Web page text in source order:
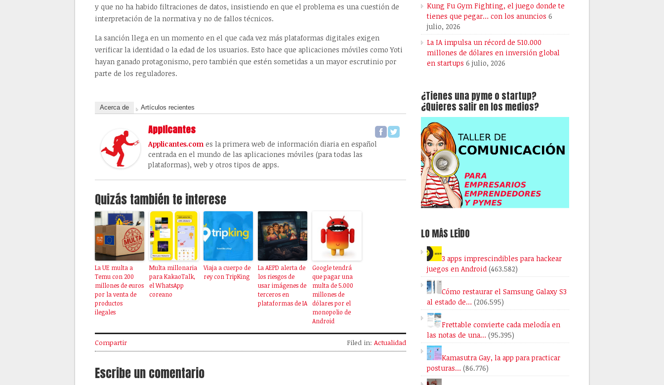
y que no ha habido filtraciones de datos, insistiendo en que el problema es una cuestión de
interpretación de la normativa y no de fallos técnicos.
La sanción llega en un momento en el que cada vez más plataformas digitales exigen
verificar la identidad o la edad de los usuarios. Esto hace que aplicaciones móviles como Yoti
hayan ganado protagonismo, pero también que estén sometidas a un mayor escrutinio por
parte de los reguladores.
Acerca de Artículos recientes
Applicantes
Applicantes.com es la primera web de información diaria en español
centrada en el mundo de las aplicaciones móviles (para todas las
plataformas), web y otros tipos de apps.
Quizás también te interese
La UE multa a
Temu con 200
millones de euros
por la venta de
productos
ilegales
Multa millonaria
para KakaoTalk,
el WhatsApp
coreano
Viaja a cuerpo de
rey con TripKing
La AEPD alerta de
los riesgos de
usar imágenes de
terceros en
plataformas de IA
Google tendrá
que pagar una
multa de 5.000
millones de
dólares por el
monopolio de
Android
Compartir Filed in: Actualidad
Escribe un comentario
Kung Fu Gym Fighting, el juego donde te
tienes que pegar… con los anuncios 6
julio, 2026
La IA impulsa un récord de 510.000
millones de dólares en inversión global
en startups 6 julio, 2026
¿Tienes una pyme o startup?
¿Quieres salir en los medios?
LO MÁS LEÍDO
3 apps imprescindibles para hackear
juegos en Android (463.582)
Cómo restaurar el Samsung Galaxy S3
al estado de… (206.595)
Frettable convierte cada melodía en
las notas de una… (95.395)
Kamasutra Gay, la app para practicar
posturas… (86.776)